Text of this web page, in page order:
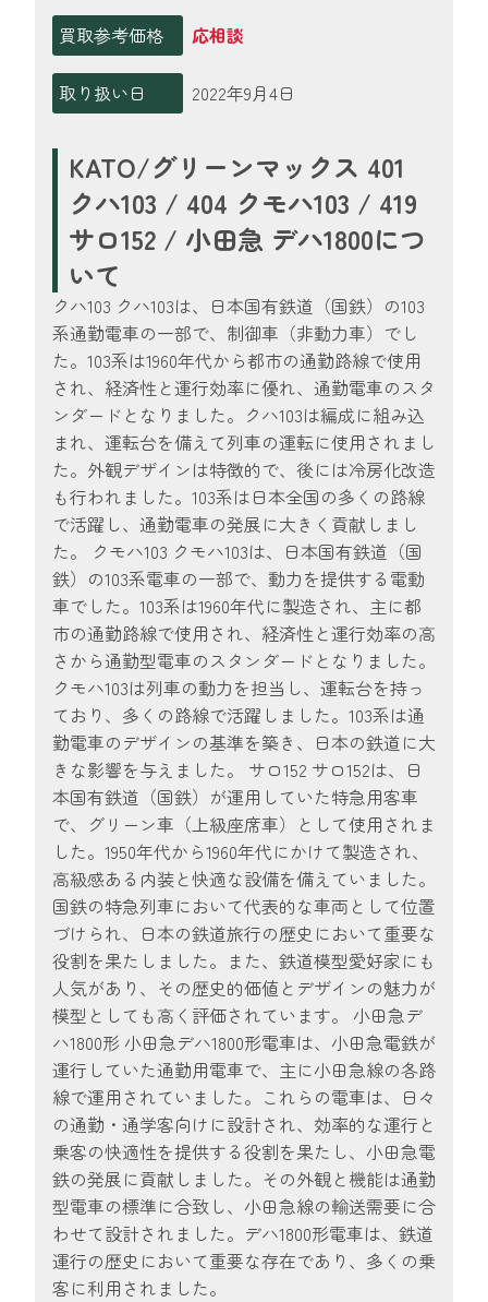
買取参考価格
応相談
取り扱い日 2022年9月4日
KATO/グリーンマックス 401
クハ103 / 404 クモハ103 / 419
サロ152 / 小田急 デハ1800につ
いて
クハ103 クハ103は、日本国有鉄道（国鉄）の103
系通勤電車の一部で、制御車（非動力車）でし
た。103系は1960年代から都市の通勤路線で使用
され、経済性と運行効率に優れ、通勤電車のスタ
ンダードとなりました。クハ103は編成に組み込
まれ、運転台を備えて列車の運転に使用されまし
た。外観デザインは特徴的で、後には冷房化改造
も行われました。103系は日本全国の多くの路線
で活躍し、通勤電車の発展に大きく貢献しまし
た。 クモハ103 クモハ103は、日本国有鉄道（国
鉄）の103系電車の一部で、動力を提供する電動
車でした。103系は1960年代に製造され、主に都
市の通勤路線で使用され、経済性と運行効率の高
さから通勤型電車のスタンダードとなりました。
クモハ103は列車の動力を担当し、運転台を持っ
ており、多くの路線で活躍しました。103系は通
勤電車のデザインの基準を築き、日本の鉄道に大
きな影響を与えました。 サロ152 サロ152は、日
本国有鉄道（国鉄）が運用していた特急用客車
で、グリーン車（上級座席車）として使用されま
した。1950年代から1960年代にかけて製造され、
高級感ある内装と快適な設備を備えていました。
国鉄の特急列車において代表的な車両として位置
づけられ、日本の鉄道旅行の歴史において重要な
役割を果たしました。また、鉄道模型愛好家にも
人気があり、その歴史的価値とデザインの魅力が
模型としても高く評価されています。 小田急デ
ハ1800形 小田急デハ1800形電車は、小田急電鉄が
運行していた通勤用電車で、主に小田急線の各路
線で運用されていました。これらの電車は、日々
の通勤・通学客向けに設計され、効率的な運行と
乗客の快適性を提供する役割を果たし、小田急電
鉄の発展に貢献しました。その外観と機能は通勤
型電車の標準に合致し、小田急線の輸送需要に合
わせて設計されました。デハ1800形電車は、鉄道
運行の歴史において重要な存在であり、多くの乗
客に利用されました。